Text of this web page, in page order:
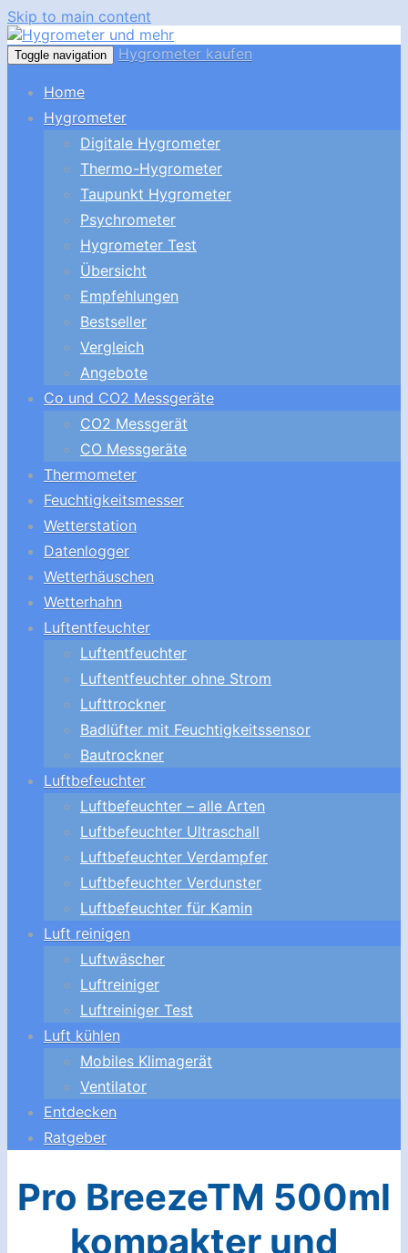
Skip to main content
Toggle navigation Hygrometer kaufen
Home
Hygrometer
Digitale Hygrometer
Thermo-Hygrometer
Taupunkt Hygrometer
Psychrometer
Hygrometer Test
Übersicht
Empfehlungen
Bestseller
Vergleich
Angebote
Co und CO2 Messgeräte
CO2 Messgerät
CO Messgeräte
Thermometer
Feuchtigkeitsmesser
Wetterstation
Datenlogger
Wetterhäuschen
Wetterhahn
Luftentfeuchter
Luftentfeuchter
Luftentfeuchter ohne Strom
Lufttrockner
Badlüfter mit Feuchtigkeitssensor
Bautrockner
Luftbefeuchter
Luftbefeuchter – alle Arten
Luftbefeuchter Ultraschall
Luftbefeuchter Verdampfer
Luftbefeuchter Verdunster
Luftbefeuchter für Kamin
Luft reinigen
Luftwäscher
Luftreiniger
Luftreiniger Test
Luft kühlen
Mobiles Klimagerät
Ventilator
Entdecken
Ratgeber
Pro BreezeTM 500ml
kompakter und